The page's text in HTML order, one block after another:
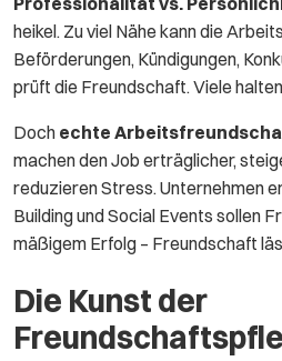
heikel. Zu viel Nähe kann die
Beförderungen, Kündigungen,
prüft die Freundschaft. Viele
Doch echte
machen den Job erträglicher,
reduzieren Stress. Unternehmen
Building und Social Events sollen
mäßigem Erfolg – Freundschaft
Die Kunst der